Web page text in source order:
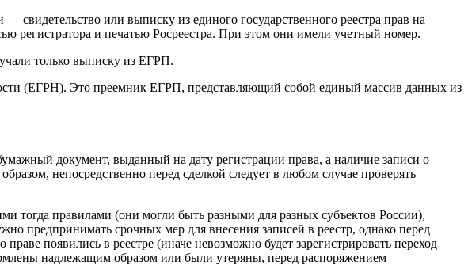
свидетельство или выписку из единого государственного реестра прав на
регистратора и печатью Росреестра. При этом они имели учетный номер.
только выписку из ЕГРП.
(ЕГРН). Это преемник ЕГРП, представляющий собой единый массив данных из
документ, выданный на дату регистрации права, а наличие записи о
непосредственно перед сделкой следует в любом случае проверять
тогда правилами (они могли быть разными для разных субъектов России),
предпринимать срочных мер для внесения записей в реестр, однако перед
появились в реестре (иначе невозможно будет зарегистрировать переход
надлежащим образом или были утеряны, перед распоряжением